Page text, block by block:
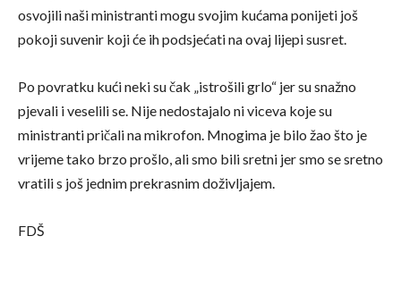
osvojili naši ministranti mogu svojim kućama ponijeti još
pokoji suvenir koji će ih podsjećati na ovaj lijepi susret.
Po povratku kući neki su čak „istrošili grlo“ jer su snažno
pjevali i veselili se. Nije nedostajalo ni viceva koje su
ministranti pričali na mikrofon. Mnogima je bilo žao što je
vrijeme tako brzo prošlo, ali smo bili sretni jer smo se sretno
vratili s još jednim prekrasnim doživljajem.
FDŠ